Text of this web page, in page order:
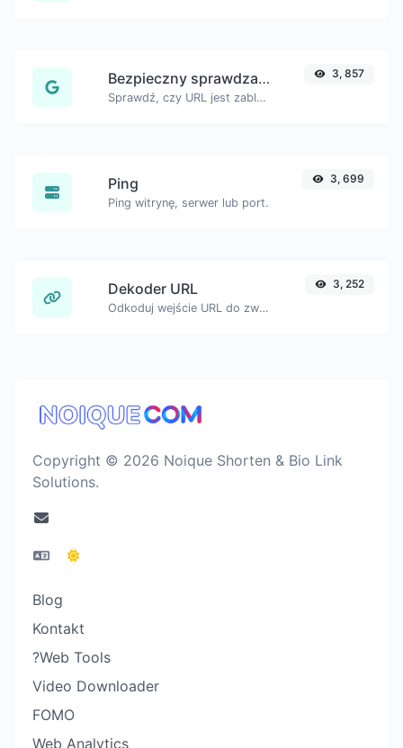
Bezpieczny sprawdzacz URL
Sprawdź, czy URL jest zablokowany i oznaczony przez Google jako bezpieczny/niebezpieczny.
3, 857
Ping
Ping witrynę, serwer lub port.
3, 699
Dekoder URL
Odkoduj wejście URL do zwykłego ciągu znaków.
3, 252
Copyright © 2026 Noique Shorten & Bio Link
Solutions.
Blog
Kontakt
?Web Tools
Video Downloader
FOMO
Web Analytics